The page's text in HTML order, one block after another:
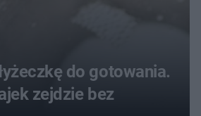
do gotowania.
zejdzie bez